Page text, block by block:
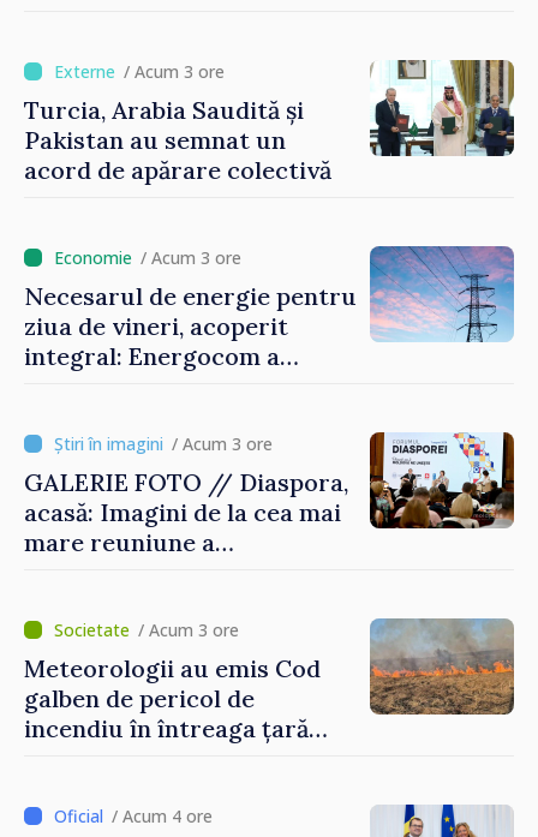
/ Acum 3 ore
Turcia, Arabia Saudită și
Pakistan au semnat un
acord de apărare colectivă
/ Acum 3 ore
Necesarul de energie pentru
ziua de vineri, acoperit
integral: Energocom a
/ Acum 3 ore
GALERIE FOTO // Diaspora,
acasă: Imagini de la cea mai
mare reuniune a
/ Acum 3 ore
Meteorologii au emis Cod
galben de pericol de
incendiu în întreaga țară
/ Acum 4 ore